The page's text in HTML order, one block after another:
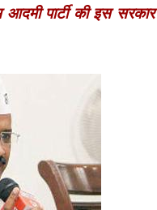
पार्टी की इस सरकार